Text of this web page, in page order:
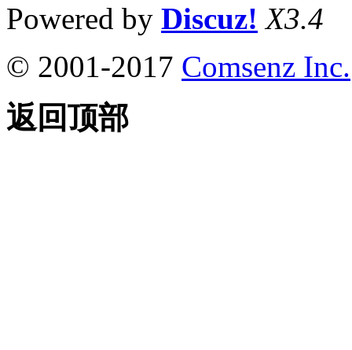
Powered by Discuz! X3.4
© 2001-2017 Comsenz Inc.
返回顶部